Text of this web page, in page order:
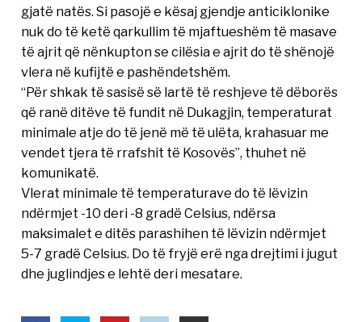
gjatë natës. Si pasojë e kësaj gjendje anticiklonike
nuk do të ketë qarkullim të mjaftueshëm të masave
të ajrit që nënkupton se cilësia e ajrit do të shënojë
vlera në kufijtë e pashëndetshëm.
“Për shkak të sasisë së lartë të reshjeve të dëborës
që ranë ditëve të fundit në Dukagjin, temperaturat
minimale atje do të jenë më të ulëta, krahasuar me
vendet tjera të rrafshit të Kosovës”, thuhet në
komunikatë.
Vlerat minimale të temperaturave do të lëvizin
ndërmjet -10 deri -8 gradë Celsius, ndërsa
maksimalet e ditës parashihen të lëvizin ndërmjet
5-7 gradë Celsius. Do të fryjë erë nga drejtimi i jugut
dhe juglindjes e lehtë deri mesatare.